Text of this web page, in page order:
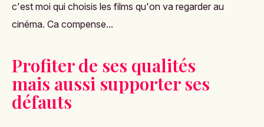
c'est moi qui choisis les films qu'on va regarder au
cinéma. Ca compense...
Profiter de ses qualités
mais aussi supporter ses
défauts